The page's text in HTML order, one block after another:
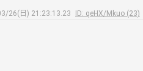
26(日) 21:23:13.23
ID: qeHX/Mkuo (23)